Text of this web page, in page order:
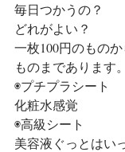
毎日つかうの？
どれがよい？
一枚100円のもの
ものまであります。
◉プチプラシート
化粧水感覚
◉高級シート
美容液ぐっとはい